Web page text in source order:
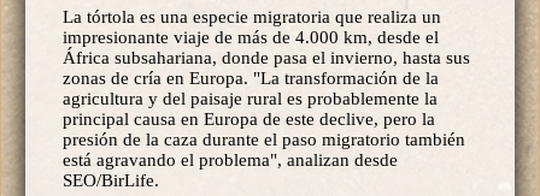
La tórtola es una especie migratoria que realiza un
impresionante viaje de más de 4.000 km, desde el
África subsahariana, donde pasa el invierno, hasta sus
zonas de cría en Europa. "La transformación de la
agricultura y del paisaje rural es probablemente la
principal causa en Europa de este declive, pero la
presión de la caza durante el paso migratorio también
está agravando el problema", analizan desde
SEO/BirLife.